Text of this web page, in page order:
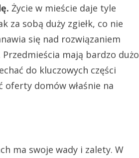
Życie w mieście daje tyle
za sobą duży zgiełk, co nie
się nad rozwiązaniem
mają bardzo dużo
do kluczowych części
oferty domów właśnie na
ma swoje wady i zalety. W